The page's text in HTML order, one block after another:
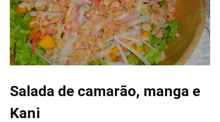
Salada de camarão, manga e
Kani